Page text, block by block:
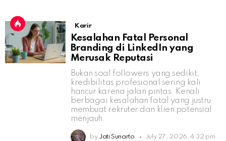
Karir
Kesalahan Fatal Personal
Branding di LinkedIn yang
Merusak Reputasi
Bukan soal followers yang sedikit,
kredibilitas profesional sering kali
hancur karena jalan pintas. Kenali
berbagai kesalahan fatal yang justru
membuat rekruter dan klien potensial
menjauh.
by Jati Sunarto July 27, 2026, 4:32 pm